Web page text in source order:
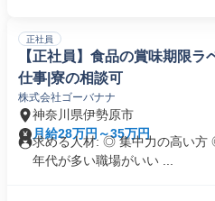
正社員
【正社員】食品の賞味期限
仕事|寮の相談可
株式会社ゴーバナナ
神奈川県伊勢原市
月給28万円～35万円
求める人材: ◎ 集中力の高い
年代が多い職場がいい ...